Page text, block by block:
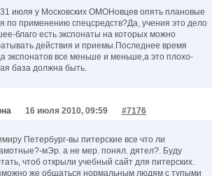
июля у Московских ОМОНовцев опять плановые
по применению спецсредств?Да, учения это дело
благо есть экспонаты на которых можно
действия и приемы.Последнее время
экспонатов все меньше и меньше,а это плохо-
база должна быть.
16 июля 2010, 09:59 #7176
Петербург-вы питерские все что ли
мЭр. а не мер. понял. дятел?. Буду
чтоб открыли учебный сайт для питерских.
же общаться нормальным людям с тупыми